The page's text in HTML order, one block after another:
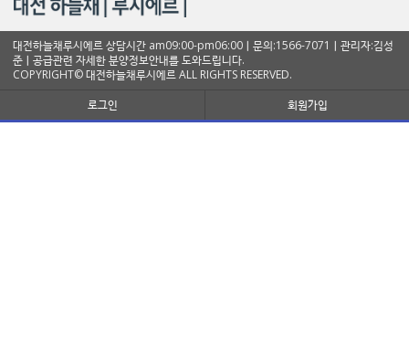
대전하늘채루시에르 상담시간 am09:00-pm06:00ㅣ문의:1566-7071ㅣ관리자:김성
준ㅣ공급관련 자세한 분양정보안내를 도와드립니다.
COPYRIGHT© 대전하늘채루시에르 ALL RIGHTS RESERVED.
로그인
회원가입